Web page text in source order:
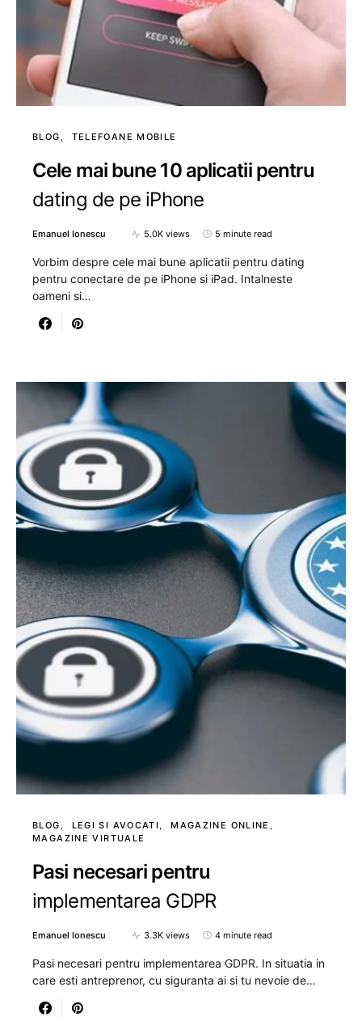
BLOG TELEFOANE MOBILE
Cele mai bune 10 aplicatii pentru
dating de pe iPhone
Emanuel Ionescu 5.0K views 5 minute read
Vorbim despre cele mai bune aplicatii pentru dating
pentru conectare de pe iPhone si iPad. Intalneste
oameni si…
BLOG LEGI SI AVOCATI
MAGAZINE ONLINE
MAGAZINE VIRTUALE
Pasi necesari pentru
implementarea GDPR
Emanuel Ionescu 3.3K views 4 minute read
Pasi necesari pentru implementarea GDPR. In situatia in
care esti antreprenor, cu siguranta ai si tu nevoie de…